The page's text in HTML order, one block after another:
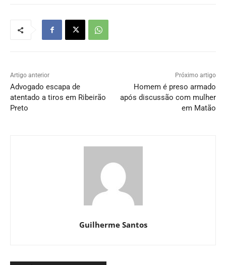
Artigo anterior
Advogado escapa de
atentado a tiros em Ribeirão
Preto
Próximo artigo
Homem é preso armado
após discussão com mulher
em Matão
Guilherme Santos